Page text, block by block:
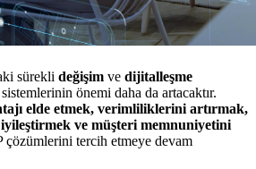
sürekli değişim ve dijitalleşme
önemi daha da artacaktır.
elde etmek, verimliliklerini artırmak,
ve müşteri memnuniyetini
çözümlerini tercih etmeye devam